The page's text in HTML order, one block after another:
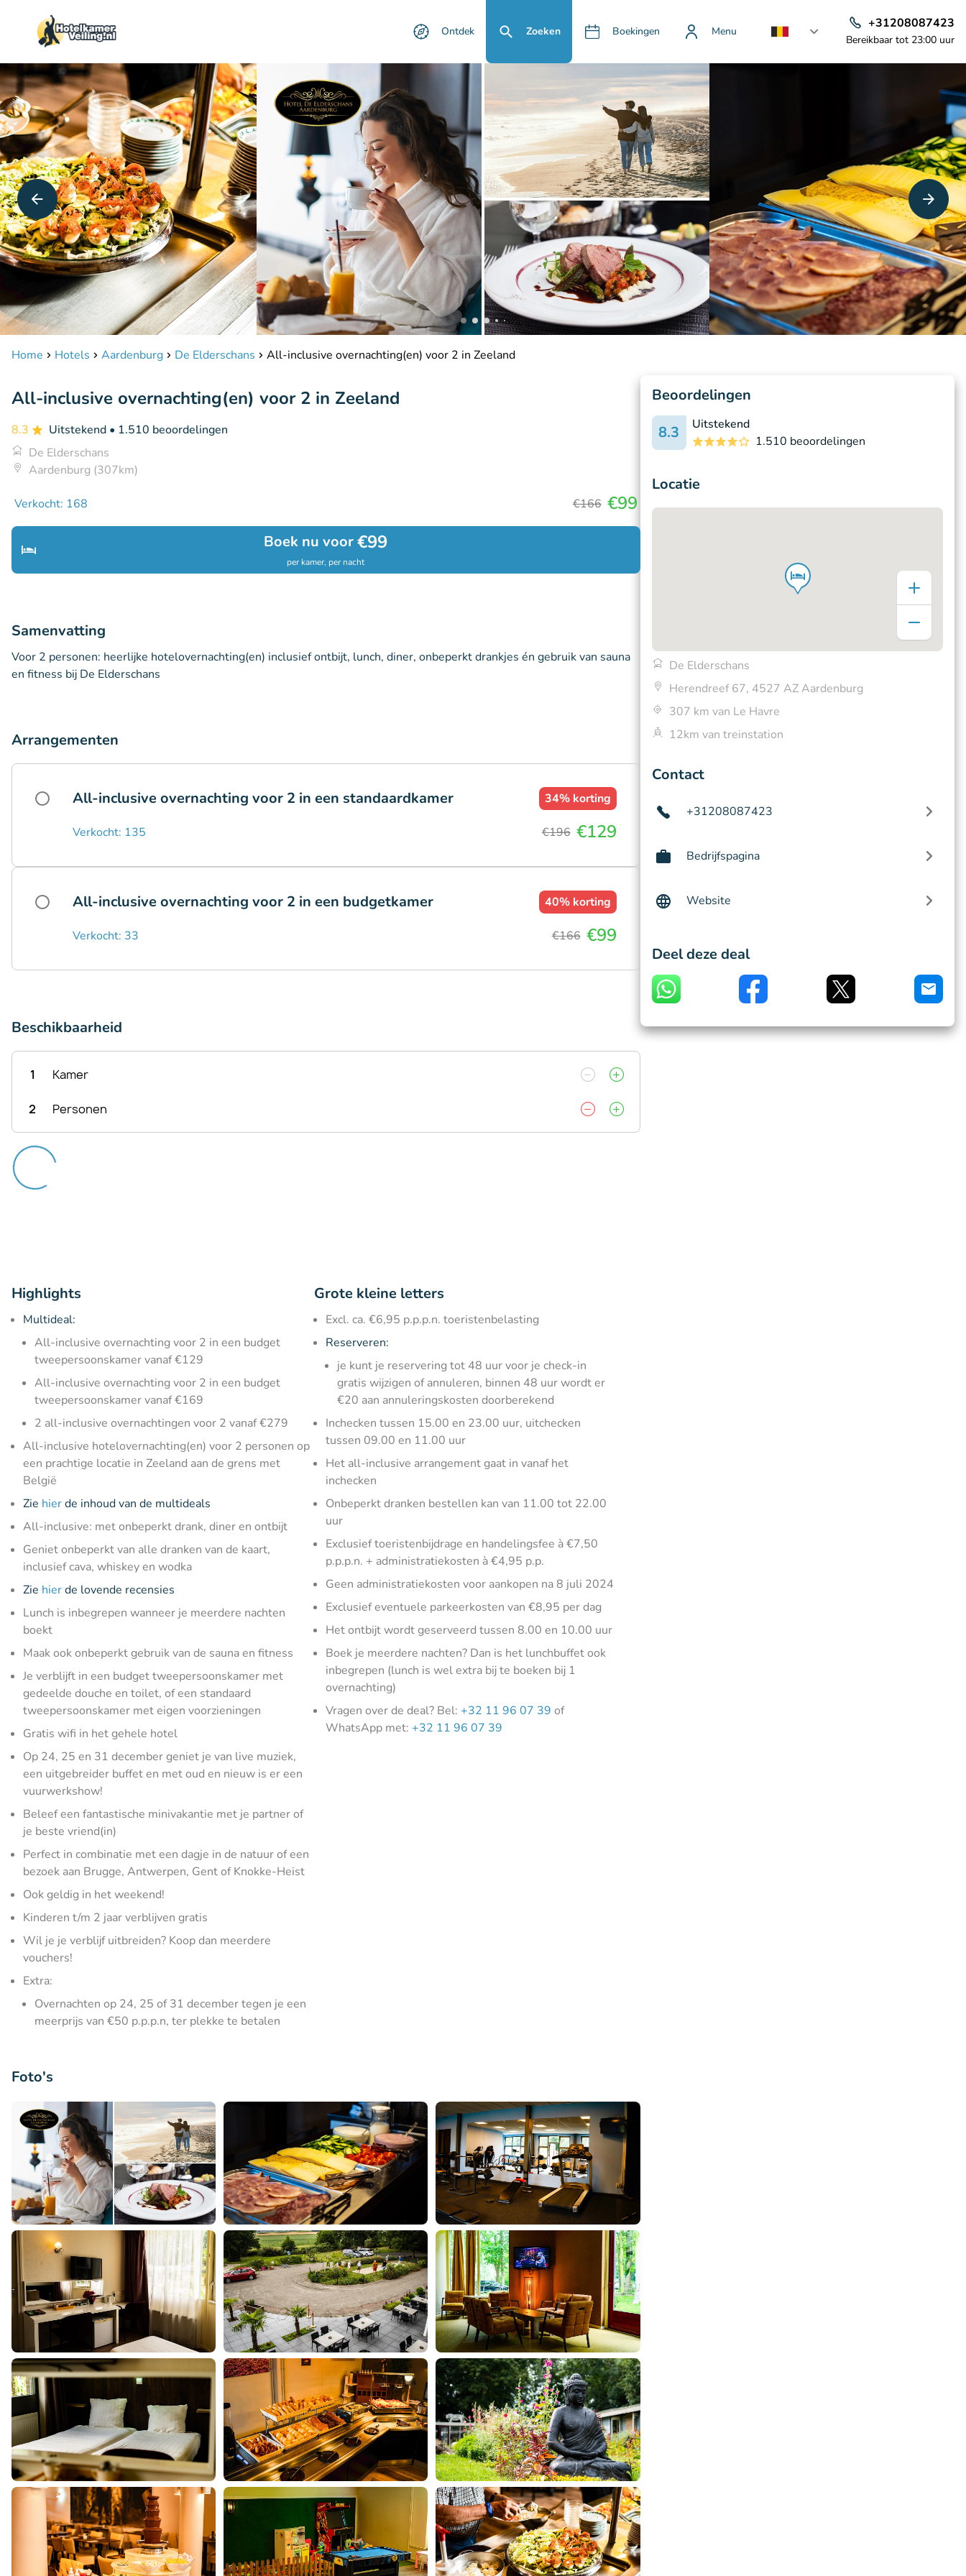
Ontdek Zoeken Boekingen Menu
+31208087423
Bereikbaar tot 23:00 uur
Home Hotels Aardenburg De Elderschans All-inclusive overnachting(en) voor 2 in Zeeland
All-inclusive overnachting(en) voor 2 in Zeeland
8.3 Uitstekend • 1.510 beoordelingen
De Elderschans
Aardenburg (307km)
Verkocht: 168 €166 €99
Boek nu voor€99
per kamer, per nacht
Samenvatting
Voor 2 personen: heerlijke hotelovernachting(en) inclusief ontbijt, lunch, diner, onbeperkt drankjes én gebruik van sauna
en fitness bij De Elderschans
Arrangementen
All-inclusive overnachting voor 2 in een standaardkamer 34% korting
Verkocht: 135 €196 €129
All-inclusive overnachting voor 2 in een budgetkamer 40% korting
Verkocht: 33 €166 €99
Beschikbaarheid
1 Kamer
2 Personen
Highlights
Multideal:
All-inclusive overnachting voor 2 in een budget
tweepersoonskamer vanaf €129
All-inclusive overnachting voor 2 in een budget
tweepersoonskamer vanaf €169
2 all-inclusive overnachtingen voor 2 vanaf €279
All-inclusive hotelovernachting(en) voor 2 personen op
een prachtige locatie in Zeeland aan de grens met
België
Zie hierde inhoud van de multideals
All-inclusive: met onbeperkt drank, diner en ontbijt
Geniet onbeperkt van alle dranken van de kaart,
inclusief cava, whiskey en wodka
Zie hierde lovende recensies
Lunch is inbegrepen wanneer je meerdere nachten
boekt
Maak ook onbeperkt gebruik van de sauna en fitness
Je verblijft in een budget tweepersoonskamer met
gedeelde douche en toilet, of een standaard
tweepersoonskamer met eigen voorzieningen
Gratis wifi in het gehele hotel
Op 24, 25 en 31 december geniet je van live muziek,
een uitgebreider buffet en met oud en nieuw is er een
vuurwerkshow!
Beleef een fantastische minivakantie met je partner of
je beste vriend(in)
Perfect in combinatie met een dagje in de natuur of een
bezoek aan Brugge, Antwerpen, Gent of Knokke-Heist
Ook geldig in het weekend!
Kinderen t/m 2 jaar verblijven gratis
Wil je je verblijf uitbreiden? Koop dan meerdere
vouchers!
Extra:
Overnachten op 24, 25 of 31 december tegen je een
meerprijs van €50 p.p.p.n, ter plekke te betalen
Grote kleine letters
Excl. ca. €6,95 p.p.p.n. toeristenbelasting
Reserveren:
je kunt je reservering tot 48 uur voor je check-in
gratis wijzigen of annuleren, binnen 48 uur wordt er
€20 aan annuleringskosten doorberekend
Inchecken tussen 15.00 en 23.00 uur, uitchecken
tussen 09.00 en 11.00 uur
Het all-inclusive arrangement gaat in vanaf het
inchecken
Onbeperkt dranken bestellen kan van 11.00 tot 22.00
uur
Exclusief toeristenbijdrage en handelingsfee à €7,50
p.p.p.n. + administratiekosten à €4,95 p.p.
Geen administratiekosten voor aankopen na 8 juli 2024
Exclusief eventuele parkeerkosten van €8,95 per dag
Het ontbijt wordt geserveerd tussen 8.00 en 10.00 uur
Boek je meerdere nachten? Dan is het lunchbuffet ook
inbegrepen (lunch is wel extra bij te boeken bij 1
overnachting)
Vragen over de deal? Bel:+32 11 96 07 39 of
WhatsApp met:+32 11 96 07 39
Foto's
Beoordelingen
8.3
Uitstekend
1.510 beoordelingen
Locatie
De Elderschans
Herendreef 67, 4527 AZ Aardenburg
307 km van Le Havre
12km van treinstation
Contact
+31208087423
Bedrijfspagina
Website
Deel deze deal